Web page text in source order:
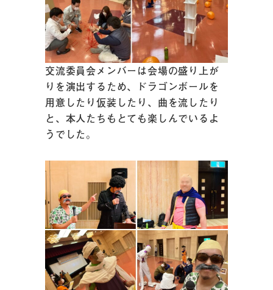
交流委員会メンバーは会場の盛り上が
りを演出するため、ドラゴンボールを
用意したり仮装したり、曲を流したり
と、本人たちもとても楽しんでいるよ
うでした。